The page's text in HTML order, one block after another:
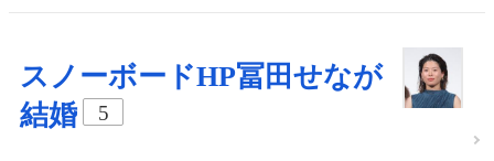
スノーボードHP冨田せなが
結婚
5